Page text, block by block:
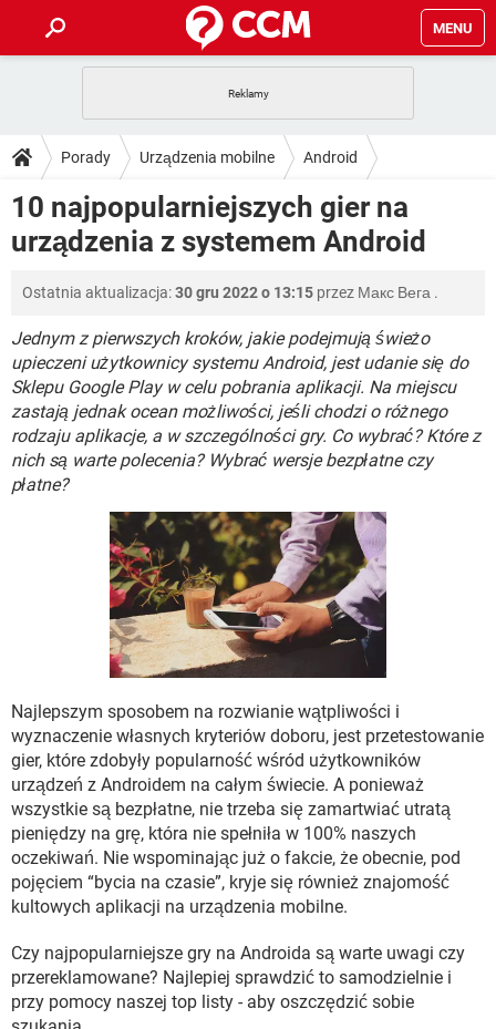
MENU
GRY WHATSAPP
SPOTIFY NETFLIX
INSTAGRAM FACEBOOK
PORADY
PlayStation TIKTOK
GRY WHATSAPP
SPOTIFY
INSTAGRAM FACEBOOK
WINDOWS 10
DO POBRANIA
ANDROID TIKTOK
INSTAGRAM FACEBOOK
WINDOWS 10
FORUM
COVID-19 TIKTOK
GRY WHATSAPP
SPOTIFY NETFLIX
INSTAGRAM FACEBOOK
WINDOWS 10
COVID-19 TIKTOK
GRY WHATSAPP
SPOTIFY NETFLIX
INSTAGRAM FACEBOOK
Porady Urządzenia mobilne Android
10 najpopularniejszych gier na
urządzenia z systemem Android
Ostatnia aktualizacja:30 gru 2022 o 13:15 przez Макс Вега .
Jednym z pierwszych kroków, jakie podejmują świeżo
upieczeni użytkownicy systemu Android, jest udanie się do
Sklepu Google Play w celu pobrania aplikacji. Na miejscu
zastają jednak ocean możliwości, jeśli chodzi o różnego
rodzaju aplikacje, a w szczególności gry. Co wybrać? Które z
nich są warte polecenia? Wybrać wersje bezpłatne czy
płatne?
Najlepszym sposobem na rozwianie wątpliwości i
wyznaczenie własnych kryteriów doboru, jest przetestowanie
gier, które zdobyły popularność wśród użytkowników
urządzeń z Androidem na całym świecie. A ponieważ
wszystkie są bezpłatne, nie trzeba się zamartwiać utratą
pieniędzy na grę, która nie spełniła w 100% naszych
oczekiwań. Nie wspominając już o fakcie, że obecnie, pod
pojęciem “bycia na czasie”, kryje się również znajomość
kultowych aplikacji na urządzenia mobilne.
Czy najpopularniejsze gry na Androida są warte uwagi czy
przereklamowane? Najlepiej sprawdzić to samodzielnie i
przy pomocy naszej top listy - aby oszczędzić sobie